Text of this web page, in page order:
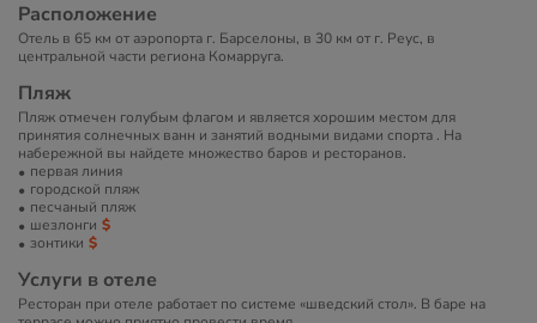
Расположение
Отель в 65 км от аэропорта г. Барселоны, в 30 км от г. Реус, в
центральной части региона Комарруга.
Пляж
Пляж отмечен голубым флагом и является хорошим местом для
принятия солнечных ванн и занятий водными видами спорта . На
набережной вы найдете множество баров и ресторанов.
первая линия
городской пляж
песчаный пляж
шезлонги
зонтики
Услуги в отеле
Ресторан при отеле работает по системе «шведский стол». В баре на